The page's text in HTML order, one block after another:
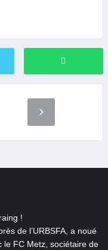
!
de l’URBSFA, a noué
le FC Metz, sociétaire de